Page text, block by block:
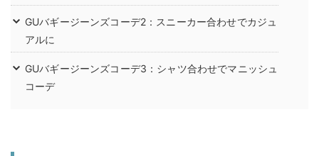
GUバギージーンズコーデ2：スニーカー合わせでカジュ
アルに
GUバギージーンズコーデ3：シャツ合わせでマニッシュ
コーデ